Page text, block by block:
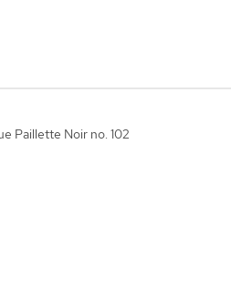
Paillette Noir no. 102